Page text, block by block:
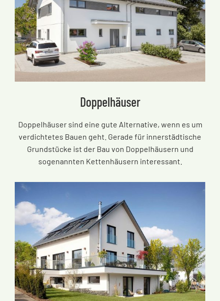
Doppelhäuser
Doppelhäuser sind eine gute Alternative, wenn es um
verdichtetes Bauen geht. Gerade für innerstädtische
Grundstücke ist der Bau von Doppelhäusern und
sogenannten Kettenhäusern interessant.